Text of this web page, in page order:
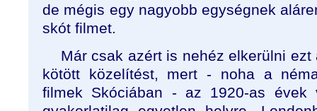
de mégis egy nagyobb egységnek
skót filmet.
Már csak azért is nehéz elkerülni
kötött közelítést, mert - noha a
filmek Skóciában - az 1920-as évek